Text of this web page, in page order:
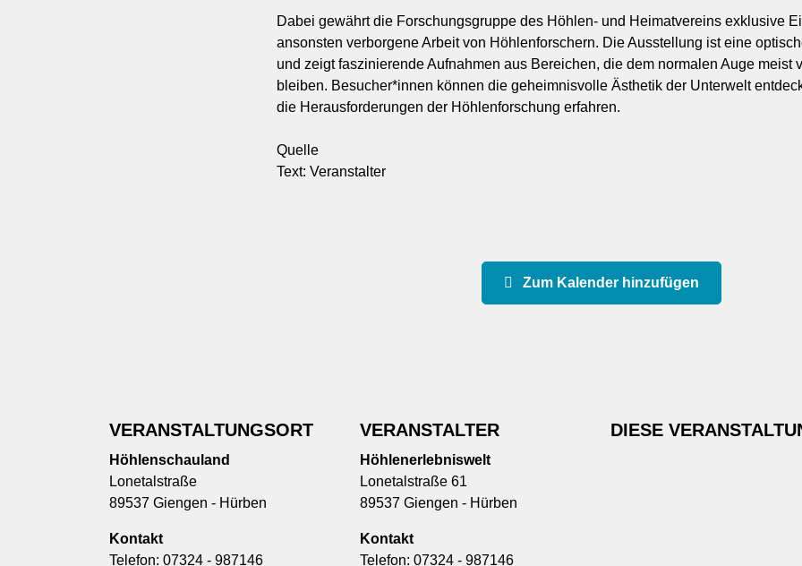
Dabei gewährt die Forschungsgruppe des Höhlen- und Heimatvereins exklusive
ansonsten verborgene Arbeit von Höhlenforschern. Die Ausstellung ist eine
und zeigt faszinierende Aufnahmen aus Bereichen, die dem normalen Auge meist
bleiben. Besucher*innen können die geheimnisvolle Ästhetik der Unterwelt
die Herausforderungen der Höhlenforschung erfahren.
Quelle
Text: Veranstalter
Zum Kalender hinzufügen
VERANSTALTUNGSORT
Höhlenschauland
Lonetalstraße
89537 Giengen - Hürben
Kontakt
Telefon: 07324 - 987146
VERANSTALTER
Höhlenerlebniswelt
Lonetalstraße 61
89537 Giengen - Hürben
Kontakt
Telefon: 07324 - 987146
DIESE